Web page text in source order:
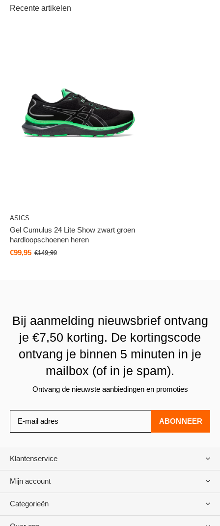
Recente artikelen
ASICS
Gel Cumulus 24 Lite Show zwart groen
hardloopschoenen heren
€99,95 €149,99
Bij aanmelding nieuwsbrief ontvang
je €7,50 korting. De kortingscode
ontvang je binnen 5 minuten in je
mailbox (of in je spam).
Ontvang de nieuwste aanbiedingen en promoties
ABONNEER
Klantenservice
Mijn account
Categorieën